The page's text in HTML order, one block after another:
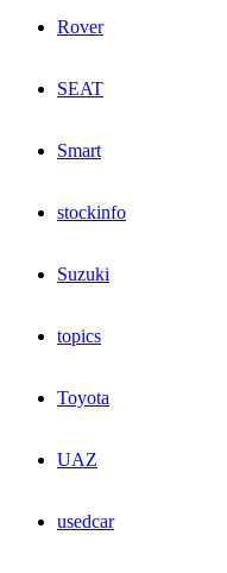
Rover
SEAT
Smart
stockinfo
Suzuki
topics
Toyota
UAZ
usedcar